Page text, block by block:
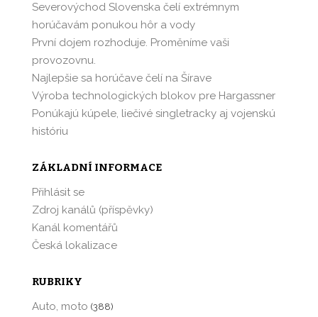
Severovýchod Slovenska čelí extrémnym
horúčavám ponukou hôr a vody
První dojem rozhoduje. Proměníme vaši
provozovnu.
Najlepšie sa horúčave čelí na Šírave
Výroba technologických blokov pre Hargassner
Ponúkajú kúpele, liečivé singletracky aj vojenskú
históriu
ZÁKLADNÍ INFORMACE
Přihlásit se
Zdroj kanálů (příspěvky)
Kanál komentářů
Česká lokalizace
RUBRIKY
Auto, moto (388)